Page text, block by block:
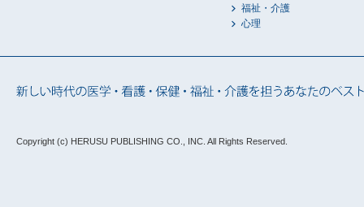
福祉・介護
心理
Copyright (c) HERUSU PUBLISHING CO., INC. All Rights Reserved.